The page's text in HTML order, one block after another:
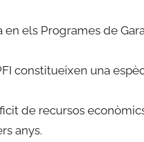
els Programes de
constitueixen una
de recursos
anys.